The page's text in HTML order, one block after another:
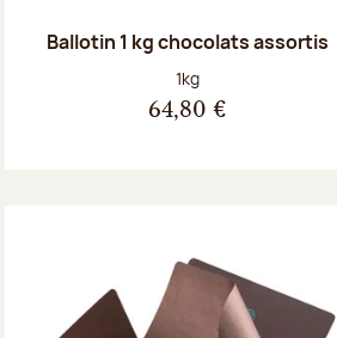
Ballotin 1 kg chocolats assortis
Poids net :
1kg
64,80 €